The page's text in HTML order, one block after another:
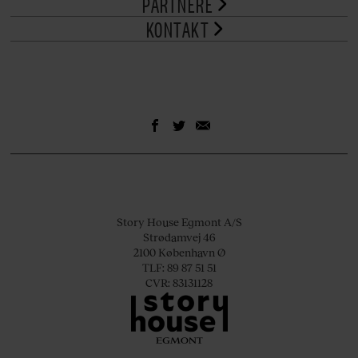
KONTAKT
Story House Egmont A/S
Strødamvej 46
2100 København Ø
TLF: 89 87 51 51
CVR: 83131128